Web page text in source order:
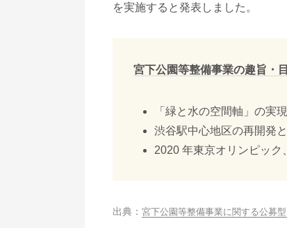
を実施すると発表しました。
宮下公園等整備事業の趣旨・
「緑と水の空間軸」の実
渋谷駅中心地区の再開発
2020 年東京オリンピック
宮下公園等整備事業に関する公募